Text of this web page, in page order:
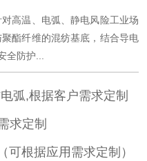
高温、电弧、静电风险工业场
酯纤维的混纺基底，结合导电
全防护...
弧,根据客户需求定制
求定制
可根据应用需求定制）